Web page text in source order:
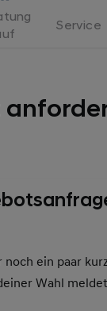
Service
ein paar
Wahl